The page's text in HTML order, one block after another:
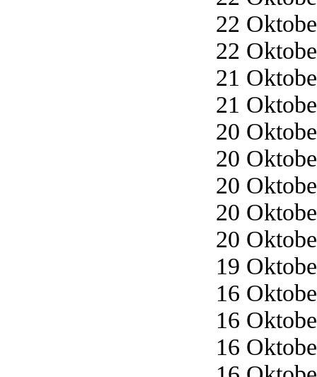
22
22
21
21
20
20
20
20
20
19
16
16
16